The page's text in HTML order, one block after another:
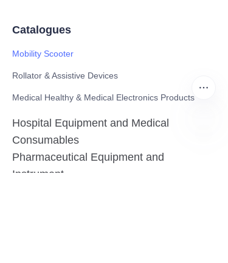
Catalogues
Mobility Scooter
Rollator & Assistive Devices
Medical Healthy & Medical Electronics Products
Hospital Equipment and Medical
Consumables
Pharmaceutical Equipment and
Instrument